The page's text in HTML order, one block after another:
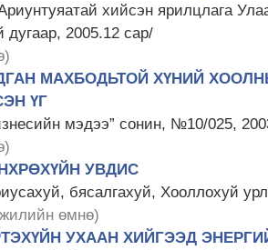
хийсэн ярилцлага
дугаар, 2005.12 сар/
МАХБОДЬТОЙ ХҮНИЙ
ҮГ
мэдээ” сонин, №10/025,
УВДИС
бясалгахуй, Хооллохуй
өмнө)
УХААН ХИЙГЭЭД